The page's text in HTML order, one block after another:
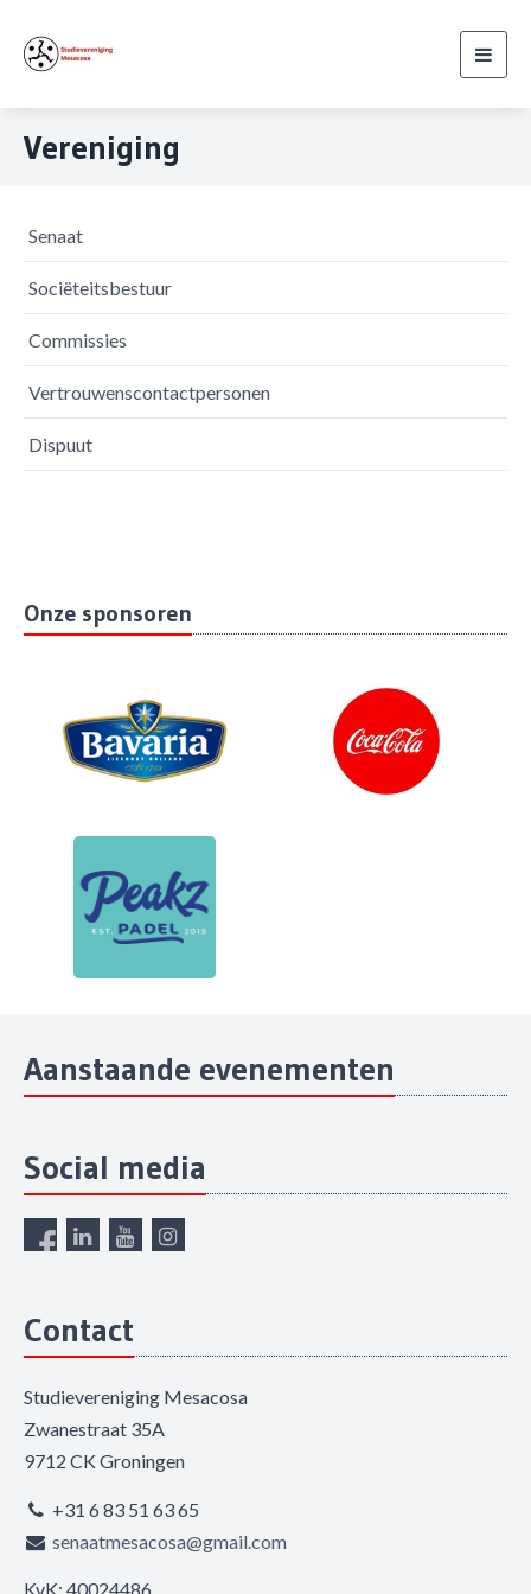
Vereniging
Senaat
Sociëteitsbestuur
Commissies
Vertrouwenscontactpersonen
Dispuut
Onze sponsoren
Aanstaande evenementen
Social media
Contact
Studievereniging Mesacosa
Zwanestraat 35A
9712 CK Groningen
+31 6 83 51 63 65
senaatmesacosa@gmail.com
KvK: 40024486